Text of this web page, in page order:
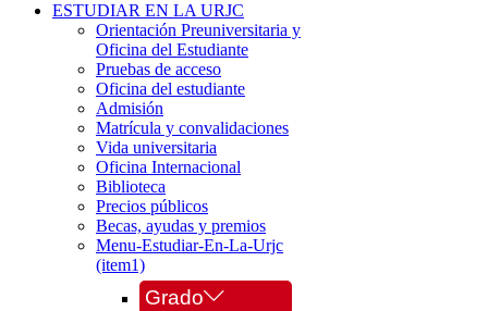
ESTUDIAR EN LA URJC
Orientación Preuniversitaria y
Oficina del Estudiante
Pruebas de acceso
Oficina del estudiante
Admisión
Matrícula y convalidaciones
Vida universitaria
Oficina Internacional
Biblioteca
Precios públicos
Becas, ayudas y premios
Menu-Estudiar-En-La-Urjc
(item1)
Grado